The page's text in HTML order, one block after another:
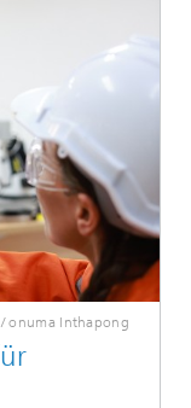
onuma Inthapong